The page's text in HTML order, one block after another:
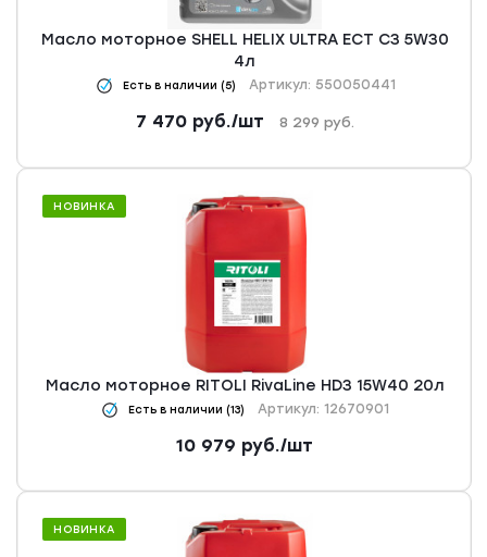
Масло моторное SHELL HELIX ULTRA ECT C3 5W30
4л
Есть в наличии (5) Артикул: 550050441
7 470руб./шт 8 299 руб.
НОВИНКА
Масло моторное RITOLI RivaLine HD3 15W40 20л
Есть в наличии (13) Артикул: 12670901
10 979 руб./шт
НОВИНКА